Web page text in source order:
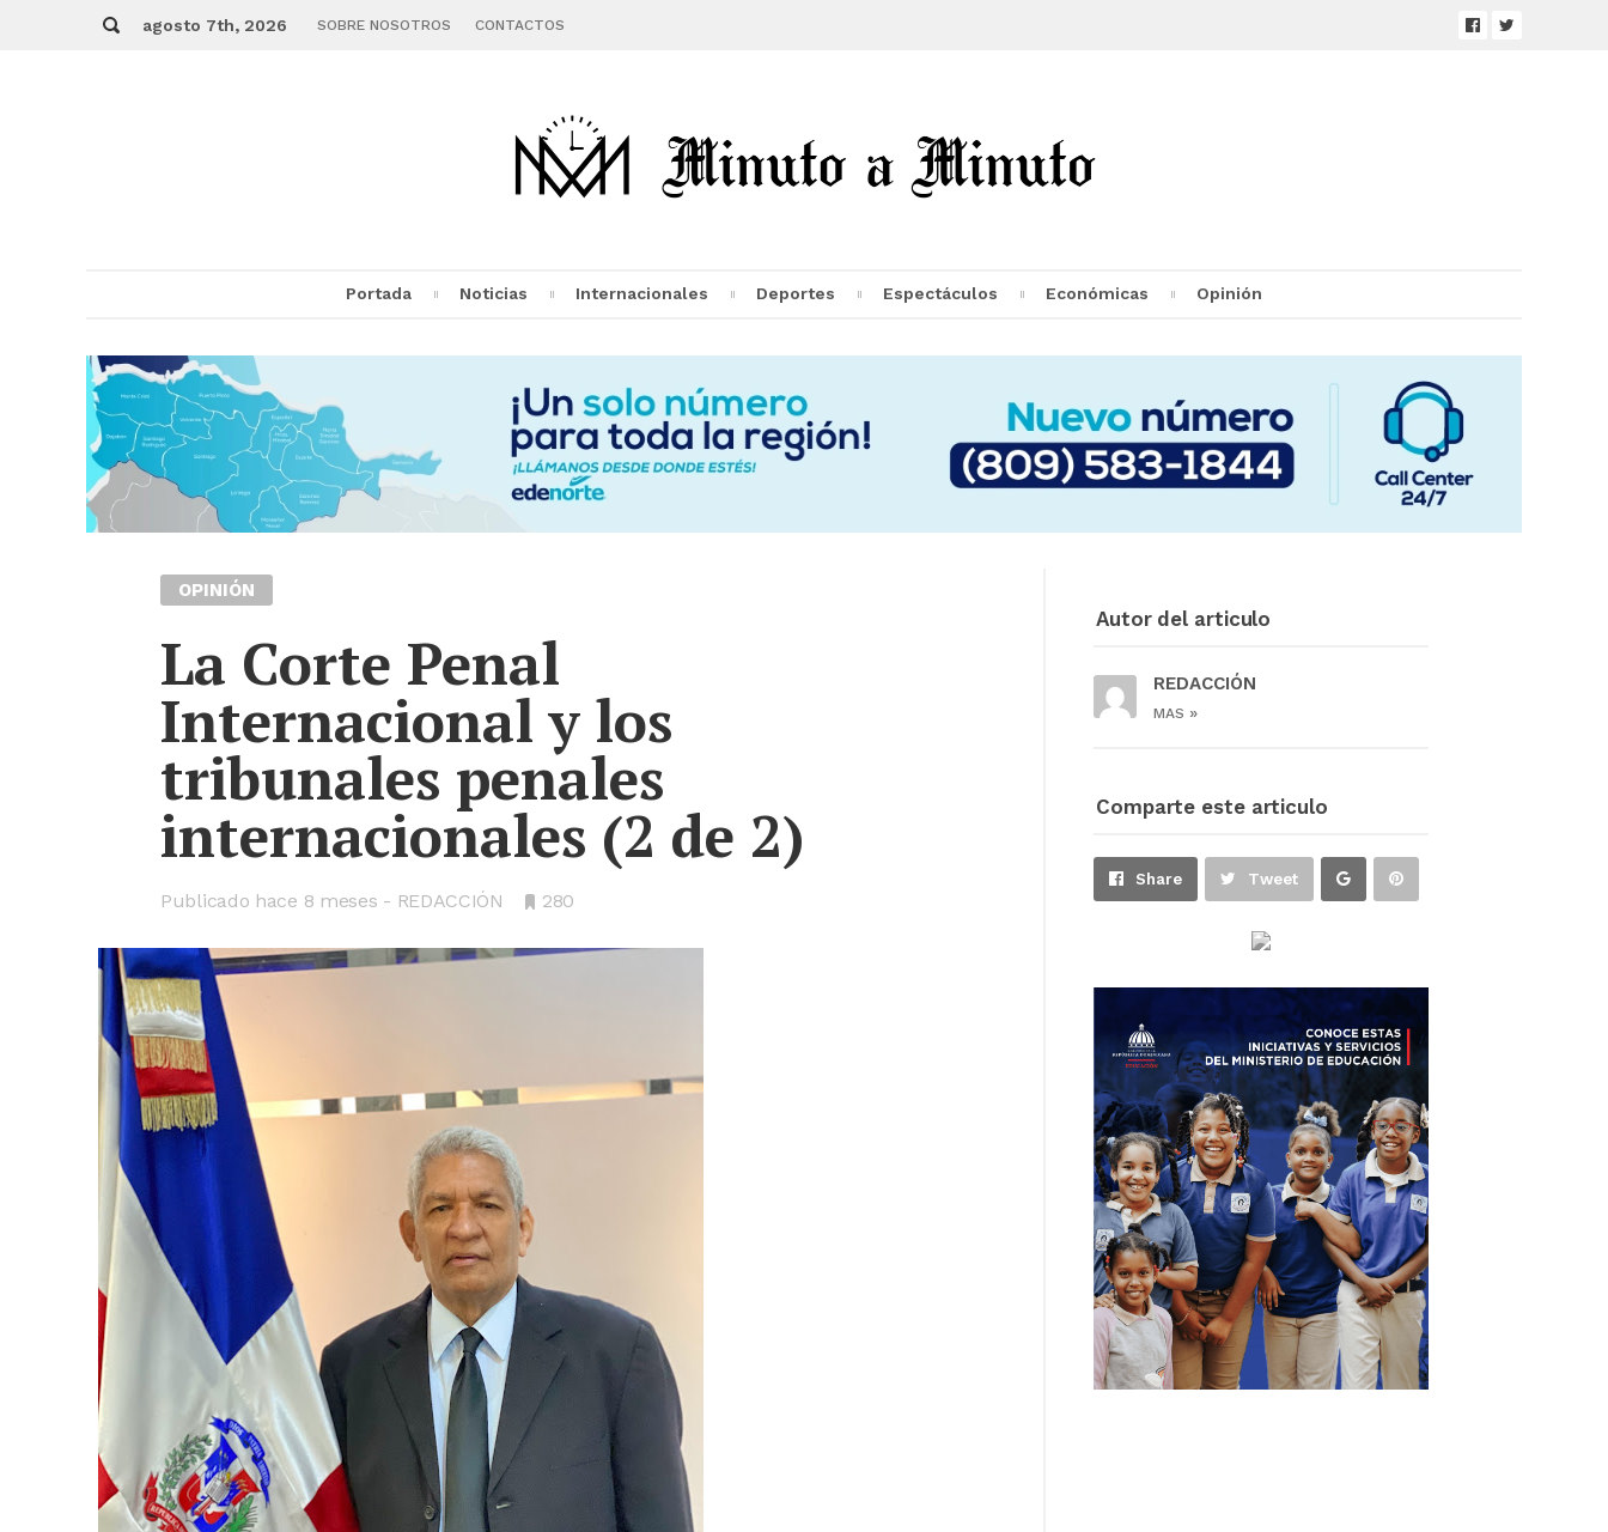
Buscar
agosto 7th, 2026 SOBRE NOSOTROS CONTACTOS
Portada Noticias Internacionales Deportes Espectáculos Económicas Opinión
OPINIÓN
La Corte Penal
Internacional y los
tribunales penales
internacionales (2 de 2)
Publicado hace 8 meses REDACCIÓN
•
280
Autor del articulo
REDACCIÓN
MAS »
Comparte este articulo
Share Tweet Share Pin